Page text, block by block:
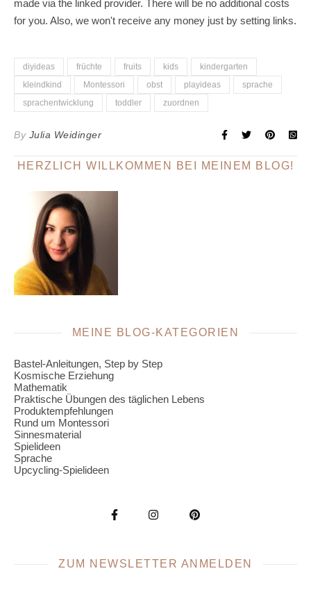
made via the linked provider. There will be no additional costs
for you. Also, we won't receive any money just by setting links.
diyideas früchte fruits kids
kindergarten
kleindkind
Montessori obst playideas
sprache
sprachentwicklung
toddler zuordnen
By Julia Weidinger
HERZLICH WILLKOMMEN BEI MEINEM BLOG!
MEINE BLOG-KATEGORIEN
Bastel-Anleitungen, Step by Step
Kosmische Erziehung
Mathematik
Praktische Übungen des täglichen Lebens
Produktempfehlungen
Rund um Montessori
Sinnesmaterial
Spielideen
Sprache
Upcycling-Spielideen
ZUM NEWSLETTER ANMELDEN